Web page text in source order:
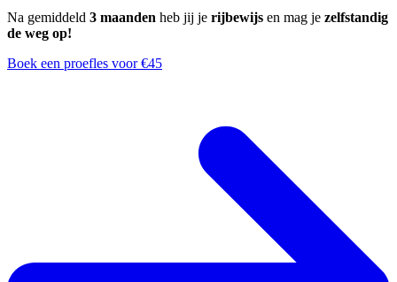
Na gemiddeld 3 maanden heb jij je rijbewijs en mag je zelfstandig
de weg op!
Boek een proefles voor €45